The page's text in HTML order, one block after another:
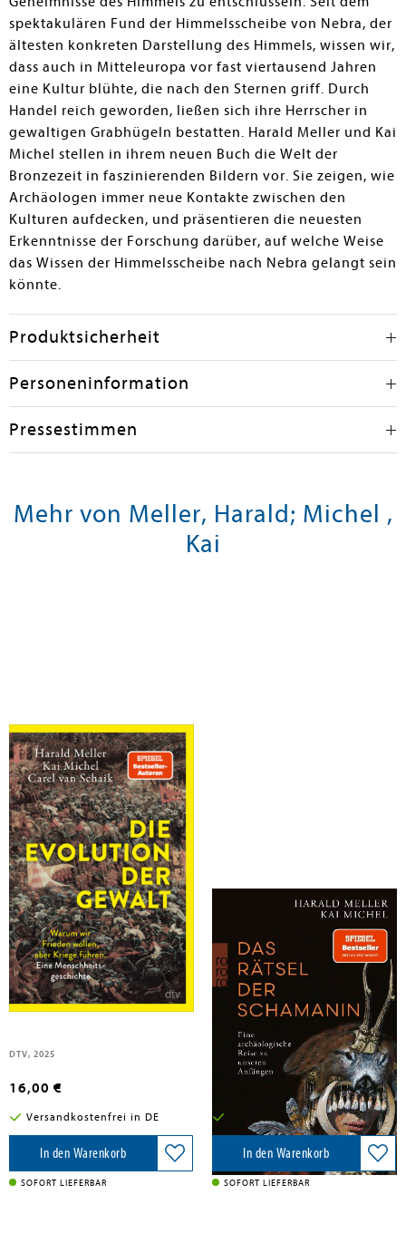
spektakulären Fund der Himmelsscheibe von Nebra, der
ältesten konkreten Darstellung des Himmels, wissen wir,
dass auch in Mitteleuropa vor fast viertausend Jahren
eine Kultur blühte, die nach den Sternen griff. Durch
Handel reich geworden, ließen sich ihre Herrscher in
gewaltigen Grabhügeln bestatten. Harald Meller und Kai
Michel stellen in ihrem neuen Buch die Welt der
Bronzezeit in faszinierenden Bildern vor. Sie zeigen, wie
Archäologen immer neue Kontakte zwischen den
Kulturen aufdecken, und präsentieren die neuesten
Erkenntnisse der Forschung darüber, auf welche Weise
das Wissen der Himmelsscheibe nach Nebra gelangt sein
könnte.
Produktsicherheit
Personeninformation
Pressestimmen
Mehr von Meller, Harald; Michel ,
Kai
Meller, Harald; Michel, Kai; van Schaik, Carel
Die Evolution der Gewalt
DTV, 2025
16,00 €
Versandkostenfrei in DE
In den Warenkorb
SOFORT LIEFERBAR
Michel, Kai; Meller, Harald
Das Rätsel der Schamanin
Rowohlt Taschenbuch, 2025
Versandkostenfrei in DE
In den Warenkorb
SOFORT LIEFERBAR